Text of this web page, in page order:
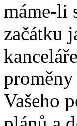
máme-li
začátku
proměny
Vašeho